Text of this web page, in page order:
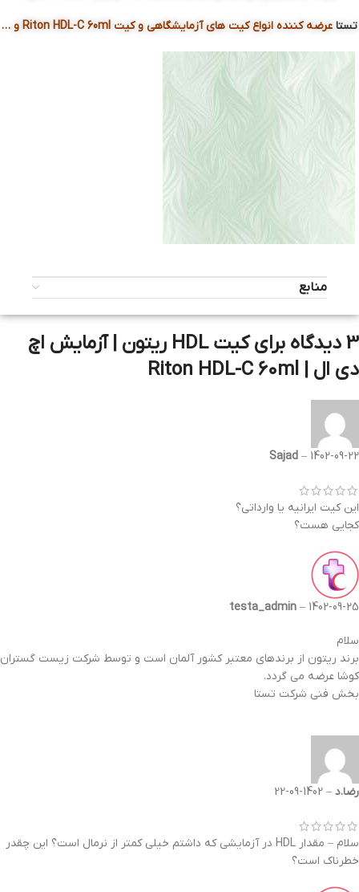
تستا عرضه کننده انواع کیت های آزمایشگاهی و کیت Riton HDL-C 60ml و …
تغذیه سالم و HDL
مصرف چربی‌های سالم باعث افزایش «چربی خوب» (HDL)
منبع چربی سالم هستند.
منابع
3 دیدگاه برای
کیت HDL ریتون | آزمایش اچ
دی ال | Riton HDL-C 60ml
Sajad – 1402-09-22
این کیت ایرانیه یا وارداتی؟
کجایی هست؟
testa_admin – 1402-09-25
سلام
برند ریتون از برندهای معتبر کشور آلمان است و توسط شرکت زیست گستران
کوشا عرضه می گردد.
بخش فنی شرکت تستا
رضا.د –
1402-09-22
سلام – مقدار HDL در آزمایشی که داشتم خیلی کمتر از نرمال است؟ این چقدر
خطرناک است؟